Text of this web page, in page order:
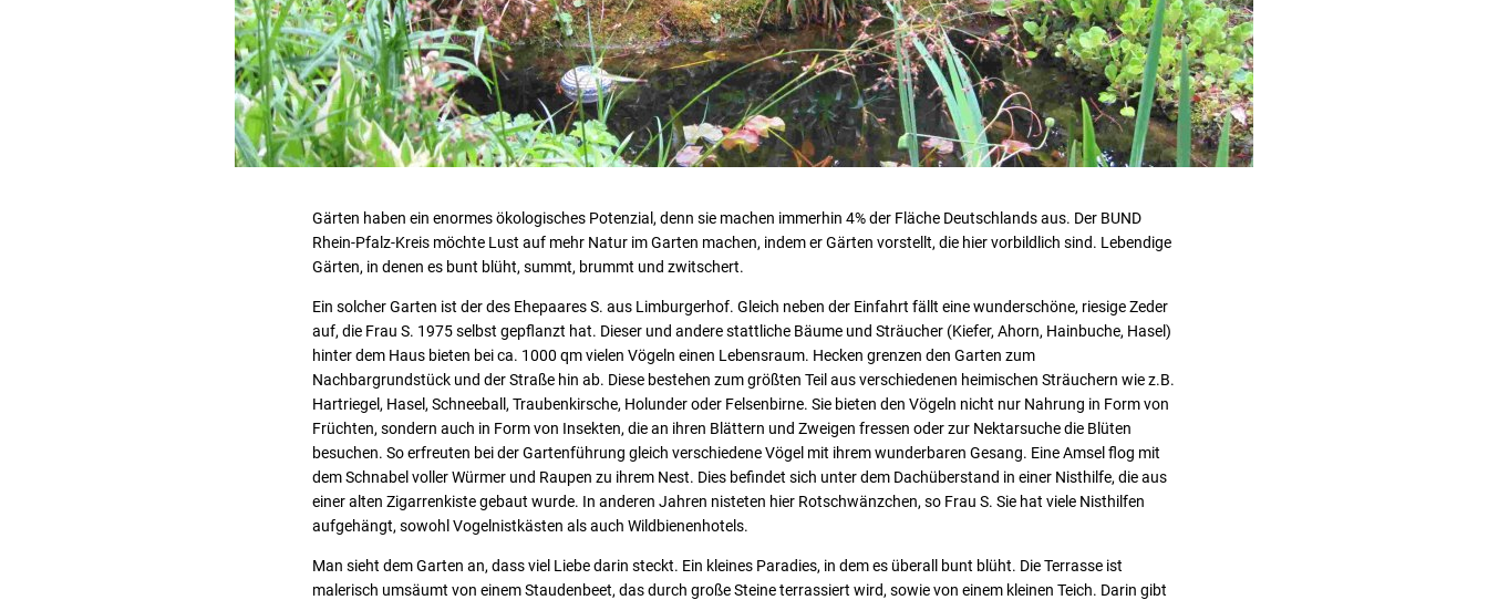
Gärten haben ein enormes ökologisches Potenzial, denn sie machen immerhin 4% der Fläche Deutschlands aus. Der BUND
Rhein-Pfalz-Kreis möchte Lust auf mehr Natur im Garten machen, indem er Gärten vorstellt, die hier vorbildlich sind. Lebendige
Gärten, in denen es bunt blüht, summt, brummt und zwitschert.
Ein solcher Garten ist der des Ehepaares S. aus Limburgerhof. Gleich neben der Einfahrt fällt eine wunderschöne, riesige Zeder
auf, die Frau S. 1975 selbst gepflanzt hat. Dieser und andere stattliche Bäume und Sträucher (Kiefer, Ahorn, Hainbuche, Hasel)
hinter dem Haus bieten bei ca. 1000 qm vielen Vögeln einen Lebensraum. Hecken grenzen den Garten zum
Nachbargrundstück und der Straße hin ab. Diese bestehen zum größten Teil aus verschiedenen heimischen Sträuchern wie z.B.
Hartriegel, Hasel, Schneeball, Traubenkirsche, Holunder oder Felsenbirne. Sie bieten den Vögeln nicht nur Nahrung in Form von
Früchten, sondern auch in Form von Insekten, die an ihren Blättern und Zweigen fressen oder zur Nektarsuche die Blüten
besuchen. So erfreuten bei der Gartenführung gleich verschiedene Vögel mit ihrem wunderbaren Gesang. Eine Amsel flog mit
dem Schnabel voller Würmer und Raupen zu ihrem Nest. Dies befindet sich unter dem Dachüberstand in einer Nisthilfe, die aus
einer alten Zigarrenkiste gebaut wurde. In anderen Jahren nisteten hier Rotschwänzchen, so Frau S. Sie hat viele Nisthilfen
aufgehängt, sowohl Vogelnistkästen als auch Wildbienenhotels.
Man sieht dem Garten an, dass viel Liebe darin steckt. Ein kleines Paradies, in dem es überall bunt blüht. Die Terrasse ist
malerisch umsäumt von einem Staudenbeet, das durch große Steine terrassiert wird, sowie von einem kleinen Teich. Darin gibt